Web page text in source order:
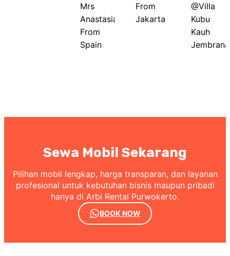
Mrs
Anastasia
From
Spain
From
Jakarta
@Villa
Kubu
Kauh
Jembrana
Sewa Mobil Sekarang
Pilihan mobil lengkap, harga transparan, dan layanan
profesional untuk kebutuhan bisnis maupun pribadi
hanya di Arbi Rental Purwokerto.
BOOK NOW